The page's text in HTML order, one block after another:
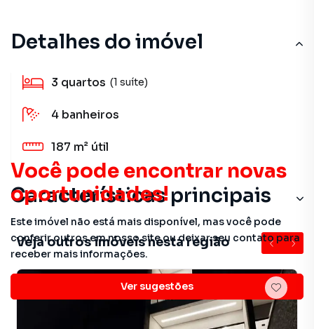
Você pode encontrar novas
oportunidades!
Este imóvel não está mais disponível, mas você pode
conferir outros em nosso site ou deixar seu contato para
receber mais informações.
Ver sugestões
Detalhes do imóvel
3 quartos (1 suíte)
4 banheiros
187 m² útil
Características principais
Veja outros imóveis nesta região